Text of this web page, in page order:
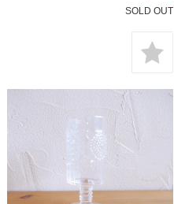
SOLD OUT